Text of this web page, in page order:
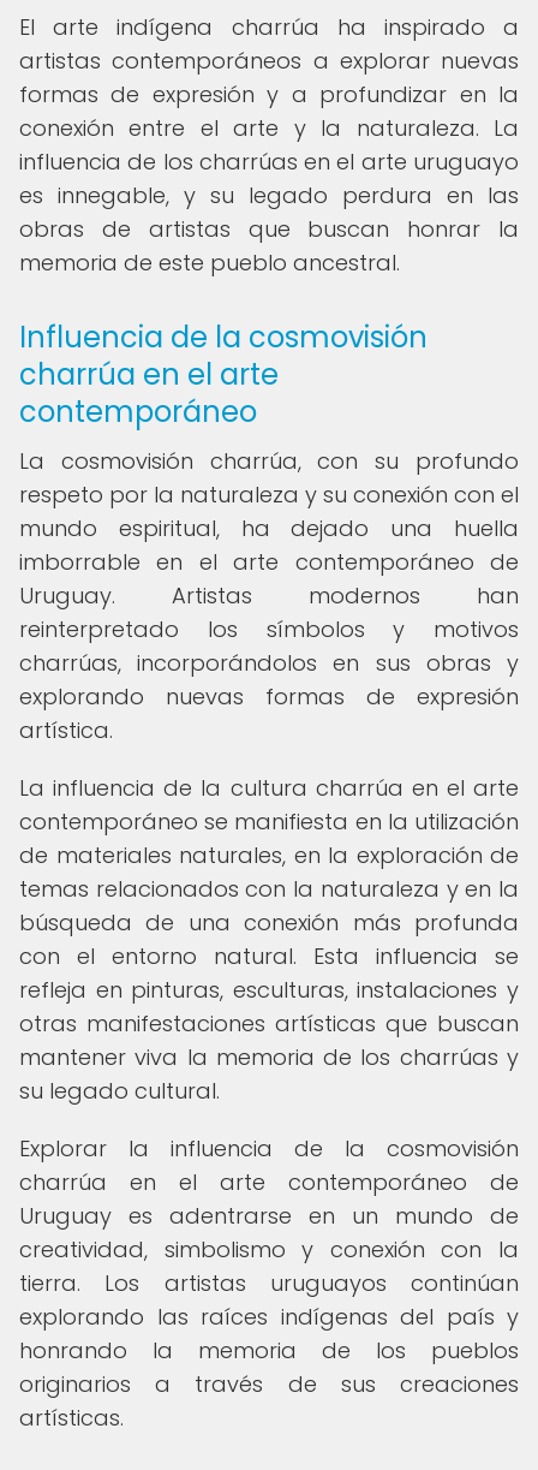
El arte indígena charrúa ha inspirado a
artistas contemporáneos a explorar nuevas
formas de expresión y a profundizar en la
conexión entre el arte y la naturaleza. La
influencia de los charrúas en el arte uruguayo
es innegable, y su legado perdura en las
obras de artistas que buscan honrar la
memoria de este pueblo ancestral.
Influencia de la cosmovisión
charrúa en el arte
contemporáneo
La cosmovisión charrúa, con su profundo
respeto por la naturaleza y su conexión con el
mundo espiritual, ha dejado una huella
imborrable en el arte contemporáneo de
Uruguay. Artistas modernos han
reinterpretado los símbolos y motivos
charrúas, incorporándolos en sus obras y
explorando nuevas formas de expresión
artística.
La influencia de la cultura charrúa en el arte
contemporáneo se manifiesta en la utilización
de materiales naturales, en la exploración de
temas relacionados con la naturaleza y en la
búsqueda de una conexión más profunda
con el entorno natural. Esta influencia se
refleja en pinturas, esculturas, instalaciones y
otras manifestaciones artísticas que buscan
mantener viva la memoria de los charrúas y
su legado cultural.
Explorar la influencia de la cosmovisión
charrúa en el arte contemporáneo de
Uruguay es adentrarse en un mundo de
creatividad, simbolismo y conexión con la
tierra. Los artistas uruguayos continúan
explorando las raíces indígenas del país y
honrando la memoria de los pueblos
originarios a través de sus creaciones
artísticas.